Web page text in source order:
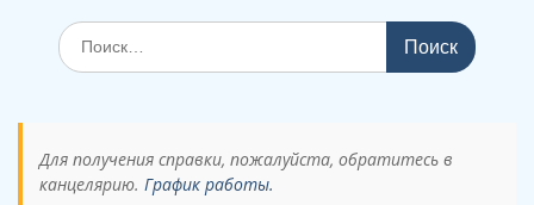
Поиск
по:
Для получения справки, пожалуйста, обратитесь в
канцелярию. График работы.